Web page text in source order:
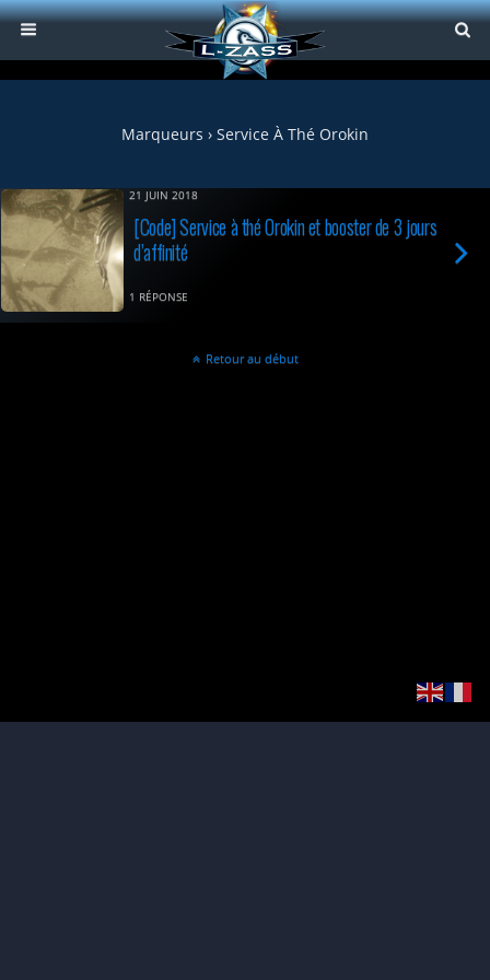
Marqueurs › Service À Thé Orokin
21 JUIN 2018
[Code] Service à thé Orokin et booster de 3 jours
d’affinité
1 RÉPONSE
Retour au début